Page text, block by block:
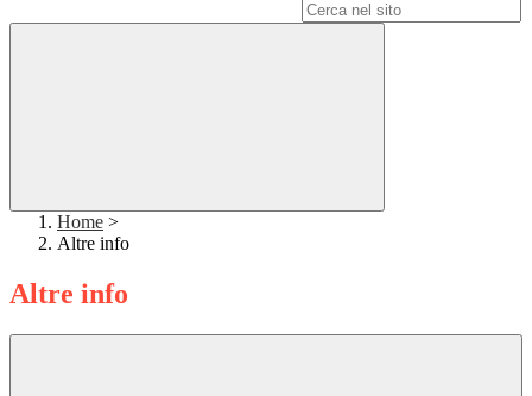
Home >
Altre info
Altre info